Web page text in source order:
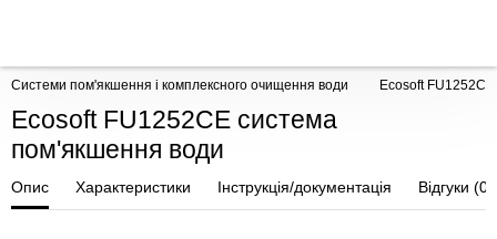
Системи пом'якшення і комплексного очищення води Ecosoft
Ecosoft FU1252CE система
пом'якшення води
Опис Характеристики Інструкція/документація Відгуки (0)